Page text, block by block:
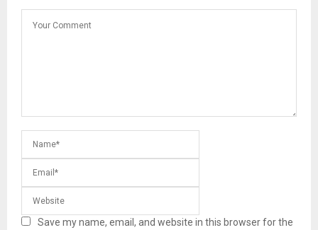
Save my name, email, and website in this browser for the